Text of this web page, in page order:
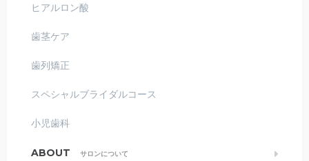
ヒアルロン酸
歯茎ケア
歯列矯正
スペシャルブライダルコース
小児歯科
ABOUT サロンについて